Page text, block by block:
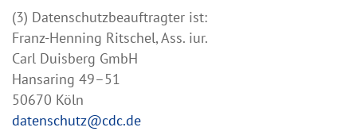
(3) Datenschutzbeauftragter ist:
Franz-Henning Ritschel, Ass. iur.
Carl Duisberg GmbH
Hansaring 49–51
50670 Köln
datenschutz@cdc.de